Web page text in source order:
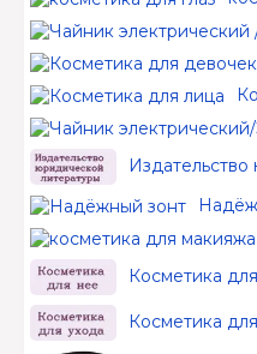
Косметика
Косметика